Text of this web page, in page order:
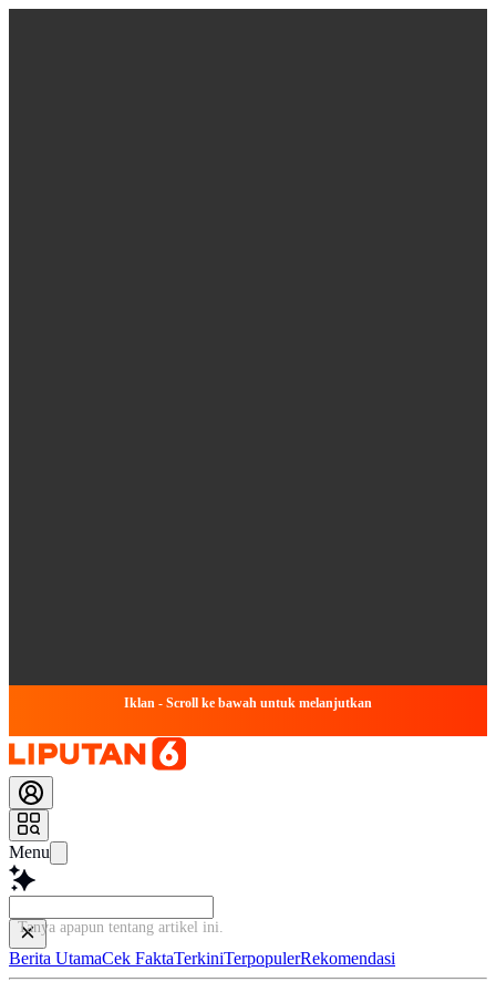
Iklan - Scroll ke bawah untuk melanjutkan
Menu
Tanya apapun ten
Berita UtamaCek FaktaTerkiniTerpopulerRekomendasi